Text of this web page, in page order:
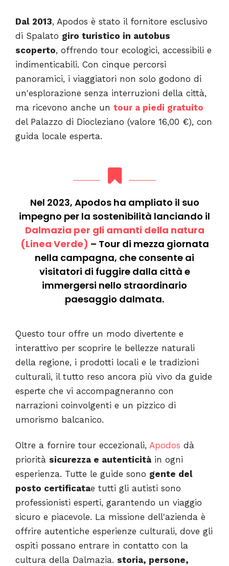
Dal 2013, Apodos è stato il fornitore esclusivo
di Spalato giro turistico in autobus
scoperto, offrendo tour ecologici, accessibili e
indimenticabili. Con cinque percorsi
panoramici, i viaggiatori non solo godono di
un'esplorazione senza interruzioni della città,
ma ricevono anche un tour a piedi gratuito
del Palazzo di Diocleziano (valore 16,00 €), con
guida locale esperta.
Nel 2023, Apodos ha ampliato il suo
impegno per la sostenibilità lanciando il
Dalmazia per gli amanti della natura
(Linea Verde) – Tour di mezza giornata
nella campagna, che consente ai
visitatori di fuggire dalla città e
immergersi nello straordinario
paesaggio dalmata.
Questo tour offre un modo divertente e
interattivo per scoprire le bellezze naturali
della regione, i prodotti locali e le tradizioni
culturali, il tutto reso ancora più vivo da guide
esperte che vi accompagneranno con
narrazioni coinvolgenti e un pizzico di
umorismo balcanico.
Oltre a fornire tour eccezionali, Apodos dà
priorità sicurezza e autenticità in ogni
esperienza. Tutte le guide sono gente del
posto certificatae tutti gli autisti sono
professionisti esperti, garantendo un viaggio
sicuro e piacevole. La missione dell'azienda è
offrire autentiche esperienze culturali, dove gli
ospiti possano entrare in contatto con la
cultura della Dalmazia. storia, persone,